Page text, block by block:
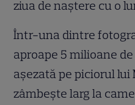
ziua de naștere cu o
Într-una dintre
aproape 5 milioane
așezată pe piciorul
zâmbește larg la